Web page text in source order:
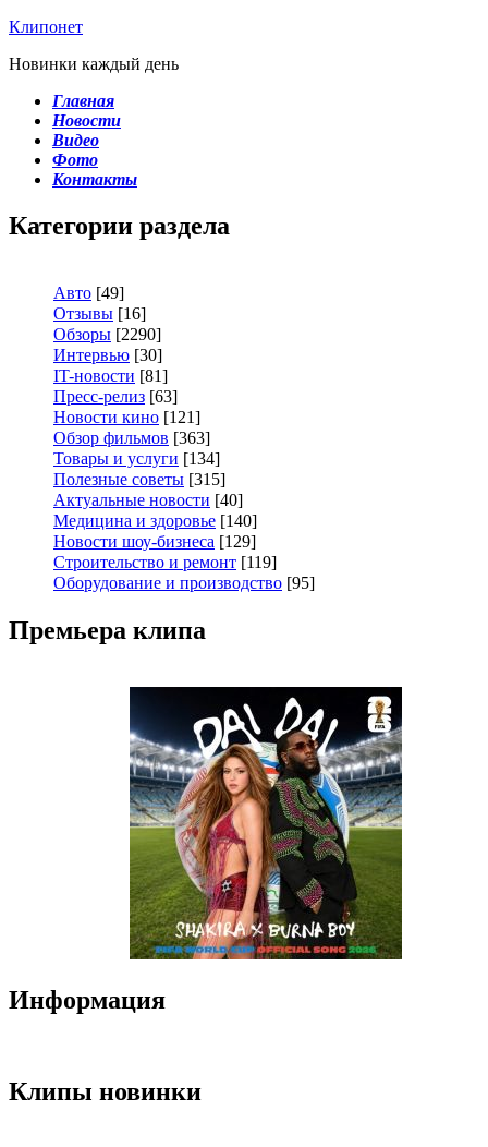
Клипонет
Новинки каждый день
Главная
Новости
Видео
Фото
Контакты
Категории раздела
Авто [49]
Отзывы [16]
Обзоры [2290]
Интервью [30]
IT-новости [81]
Пресс-релиз [63]
Новости кино [121]
Обзор фильмов [363]
Товары и услуги [134]
Полезные советы [315]
Актуальные новости [40]
Медицина и здоровье [140]
Новости шоу-бизнеса [129]
Строительство и ремонт [119]
Оборудование и производство [95]
Премьера клипа
Информация
Клипы новинки